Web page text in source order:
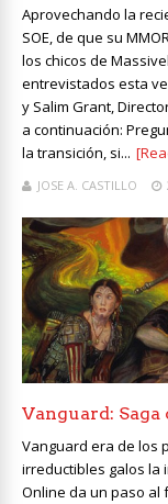
Aprovechando la
SOE, de que su
los chicos de
entrevistados esta
y Salim Grant,
a continuación:
la transición, si...
JOSE A. CASTILLO
Vanguard:
Vanguard era de los
irreductibles galos la
Online da un paso al